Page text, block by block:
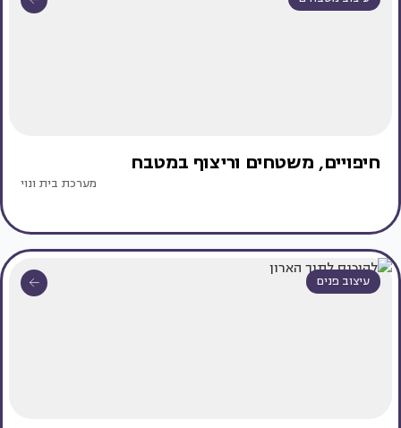
חיפויים, משטחים וריצוף במטבח
מערכת בית ונוי
עיצוב פנים